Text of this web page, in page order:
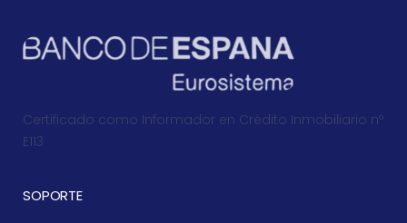
Certificado como Informador en Crédito Inmobiliario nº
E113
SOPORTE